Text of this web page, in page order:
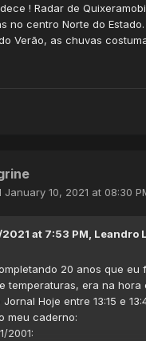
! Radar de
no centro Norte do
Verão, as chuvas
January 10, 2021 at 08:30
2021 at 7:53 PM, Leandro
20 anos que eu
temperaturas, era na hora
Hoje entre 13:15 e
meu caderno:
2001: